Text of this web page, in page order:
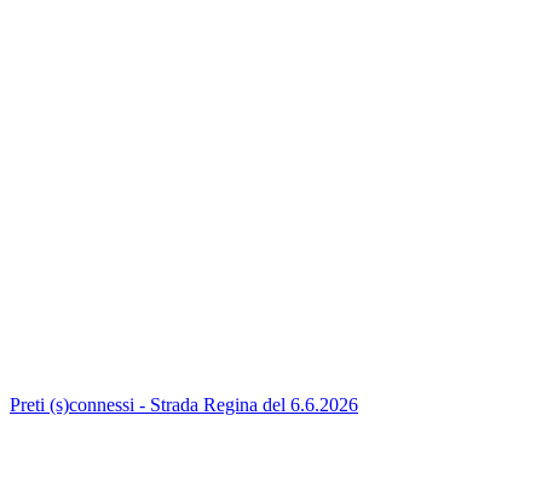
Preti (s)connessi - Strada Regina del 6.6.2026